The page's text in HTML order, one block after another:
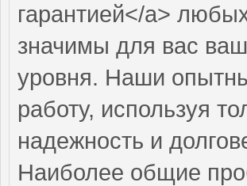
гарантией</a>
значимы для вас
уровня. Наши
работу, используя
надежность и
Наиболее общие